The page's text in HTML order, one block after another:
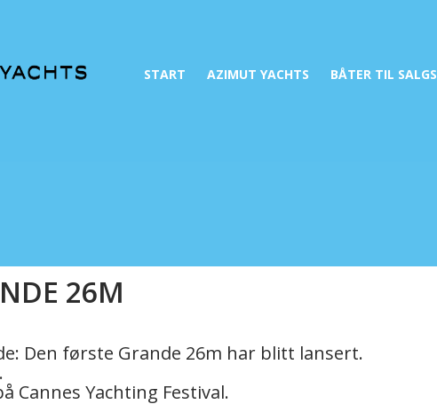
START AZIMUT YACHTS BÅTER TIL SALGS
26M
Den første Grande 26m har blitt lansert.
Cannes Yachting Festival.